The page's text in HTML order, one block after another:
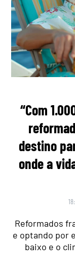
“Com
destino
onde a
Reformados
e optando por
baixo e o